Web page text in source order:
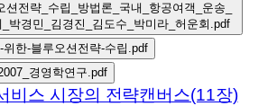
션전략_수립_방법론_국내_항공여객_운송_
박경민_김경진_김도수_박미라_허운회.pdf
위한-블루오션전략-수립.pdf
경영학연구.pdf
비스 시장의 전략캔버스(11장)